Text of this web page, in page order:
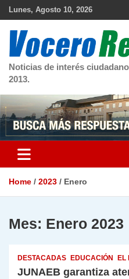
Skip
Lunes, Agosto 10, 2026
Noticias de interés
2013.
Home 2023 Enero
Mes: Enero 2023
DESTACADAS EDUCACIÓN EL
JUNAEB garantiza